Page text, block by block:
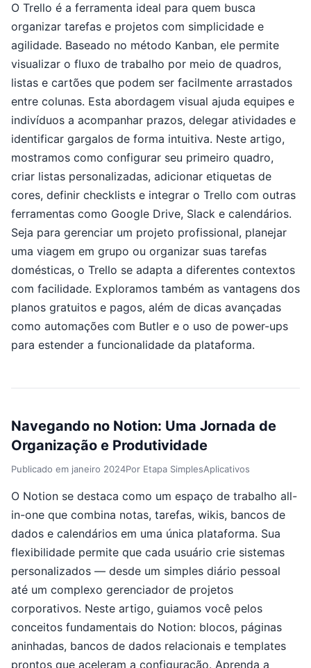
O Trello é a ferramenta ideal para quem busca
organizar tarefas e projetos com simplicidade e
agilidade. Baseado no método Kanban, ele permite
visualizar o fluxo de trabalho por meio de quadros,
listas e cartões que podem ser facilmente arrastados
entre colunas. Esta abordagem visual ajuda equipes e
indivíduos a acompanhar prazos, delegar atividades e
identificar gargalos de forma intuitiva. Neste artigo,
mostramos como configurar seu primeiro quadro,
criar listas personalizadas, adicionar etiquetas de
cores, definir checklists e integrar o Trello com outras
ferramentas como Google Drive, Slack e calendários.
Seja para gerenciar um projeto profissional, planejar
uma viagem em grupo ou organizar suas tarefas
domésticas, o Trello se adapta a diferentes contextos
com facilidade. Exploramos também as vantagens dos
planos gratuitos e pagos, além de dicas avançadas
como automações com Butler e o uso de power-ups
para estender a funcionalidade da plataforma.
Navegando no Notion: Uma Jornada de
Organização e Produtividade
Publicado em janeiro 2024Por Etapa SimplesAplicativos
O Notion se destaca como um espaço de trabalho all-
in-one que combina notas, tarefas, wikis, bancos de
dados e calendários em uma única plataforma. Sua
flexibilidade permite que cada usuário crie sistemas
personalizados — desde um simples diário pessoal
até um complexo gerenciador de projetos
corporativos. Neste artigo, guiamos você pelos
conceitos fundamentais do Notion: blocos, páginas
aninhadas, bancos de dados relacionais e templates
prontos que aceleram a configuração. Aprenda a